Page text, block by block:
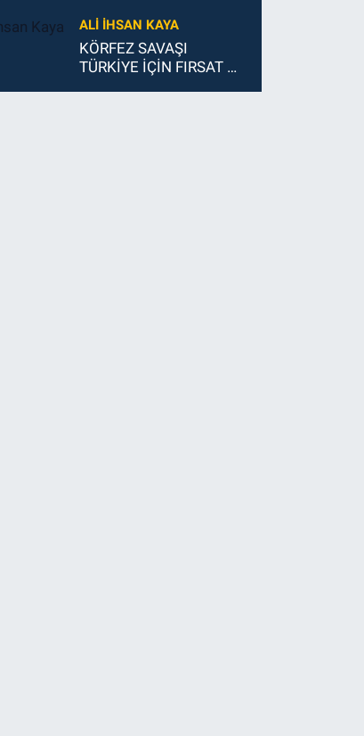
ALI İHSAN KAYA
KÖRFEZ SAVAŞI
TÜRKİYE İÇİN FIRSAT MI